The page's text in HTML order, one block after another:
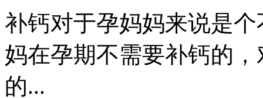
补钙对于孕妈妈来说是
妈在孕期不需要补钙的
的...